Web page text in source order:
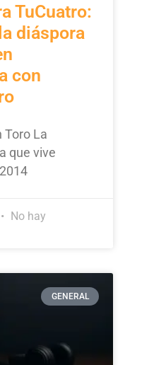
TuCuatro:
diáspora
con
Toro La
que vive
No hay
GENERAL